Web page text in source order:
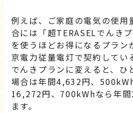
例えば、ご家庭の電気の使用
合には「超TERASELでんき
を使うほどお得になるプラン
京電力従量電灯で契約してい
でんきプランに変えると、
場合は年間4,632円、
16,272円、700kWhなら年
ます。